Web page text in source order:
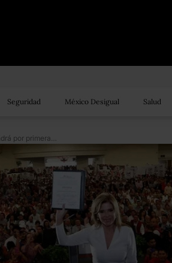
Seguridad México Desigual Salud
Ya es oficial: Sonora tendrá por primera vez una gobernadora, Claudia Pavlovich